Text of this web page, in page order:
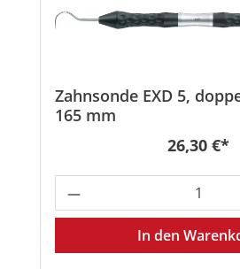
Zahnsonde EXD 5,
165 mm
Regulärer
26,30 €*
Produkt Anzahl:
In den